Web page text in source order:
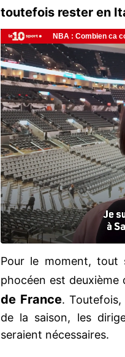
toutefois rester en
Pour le moment, tout
phocéen est deuxième
de France.
de la saison, les
seraient nécessaires.